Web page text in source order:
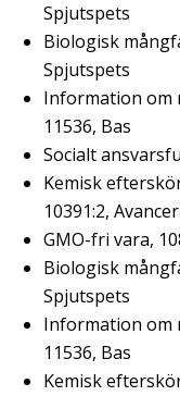
Spjutspets
Biologisk
Spjutspets
Information om
11536, Bas
Socialt
Kemisk
10391:2,
GMO-fri vara,
Biologisk
Spjutspets
Information om
11536, Bas
Kemisk